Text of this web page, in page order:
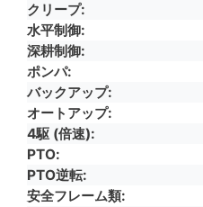
クリープ
水平制御
深耕制御
ポンパ
バックアップ
オートアップ
4駆 (倍速)
PTO
PTO逆転
安全フレーム類